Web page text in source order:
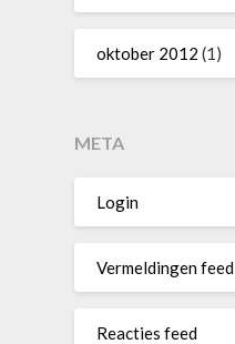
oktober 2012 (1)
META
Login
Vermeldingen feed
Reacties feed